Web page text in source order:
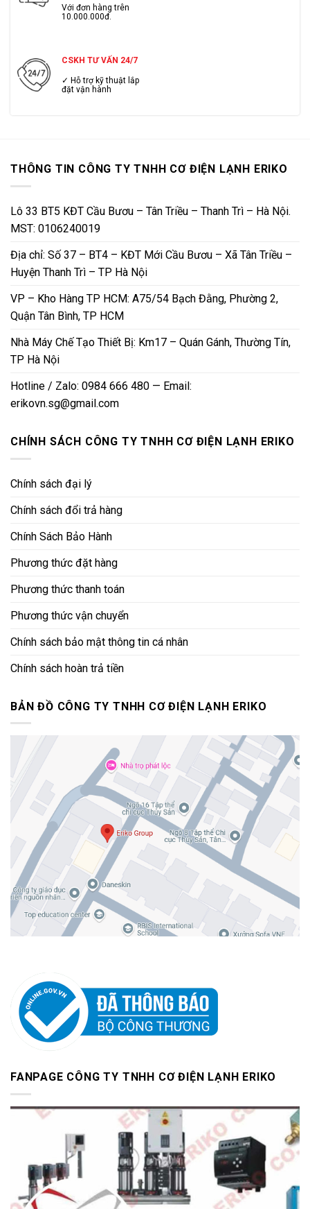
Với đơn hàng trên
10.000.000đ.
CSKH TƯ VẤN 24/7
✓ Hỗ trợ kỹ thuật lắp
đặt vận hành
THÔNG TIN CÔNG TY TNHH CƠ ĐIỆN LẠNH ERIKO
Lô 33 BT5 KĐT Cầu Bươu – Tân Triều – Thanh Trì – Hà Nội.
MST: 0106240019
Địa chỉ: Số 37 – BT4 – KĐT Mới Cầu Bươu – Xã Tân Triều –
Huyện Thanh Trì – TP Hà Nội
VP – Kho Hàng TP HCM: A75/54 Bạch Đằng, Phường 2,
Quận Tân Bình, TP HCM
Nhà Máy Chế Tạo Thiết Bị: Km17 – Quán Gánh, Thường Tín,
TP Hà Nội
Hotline / Zalo: 0984 666 480 — Email:
erikovn.sg@gmail.com
CHÍNH SÁCH CÔNG TY TNHH CƠ ĐIỆN LẠNH ERIKO
Chính sách đại lý
Chính sách đổi trả hàng
Chính Sách Bảo Hành
Phương thức đặt hàng
Phương thức thanh toán
Phương thức vận chuyển
Chính sách bảo mật thông tin cá nhân
Chính sách hoàn trả tiền
BẢN ĐỒ CÔNG TY TNHH CƠ ĐIỆN LẠNH ERIKO
FANPAGE CÔNG TY TNHH CƠ ĐIỆN LẠNH ERIKO